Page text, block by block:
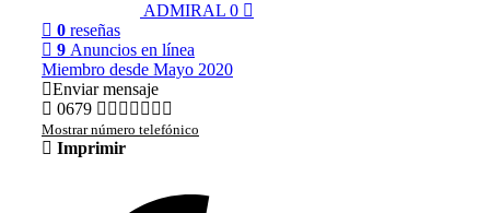
ADMIRAL 0
0 reseñas
9 Anuncios en línea
Miembro desde Mayo 2020
Enviar mensaje
0679
Mostrar número telefónico
Imprimir